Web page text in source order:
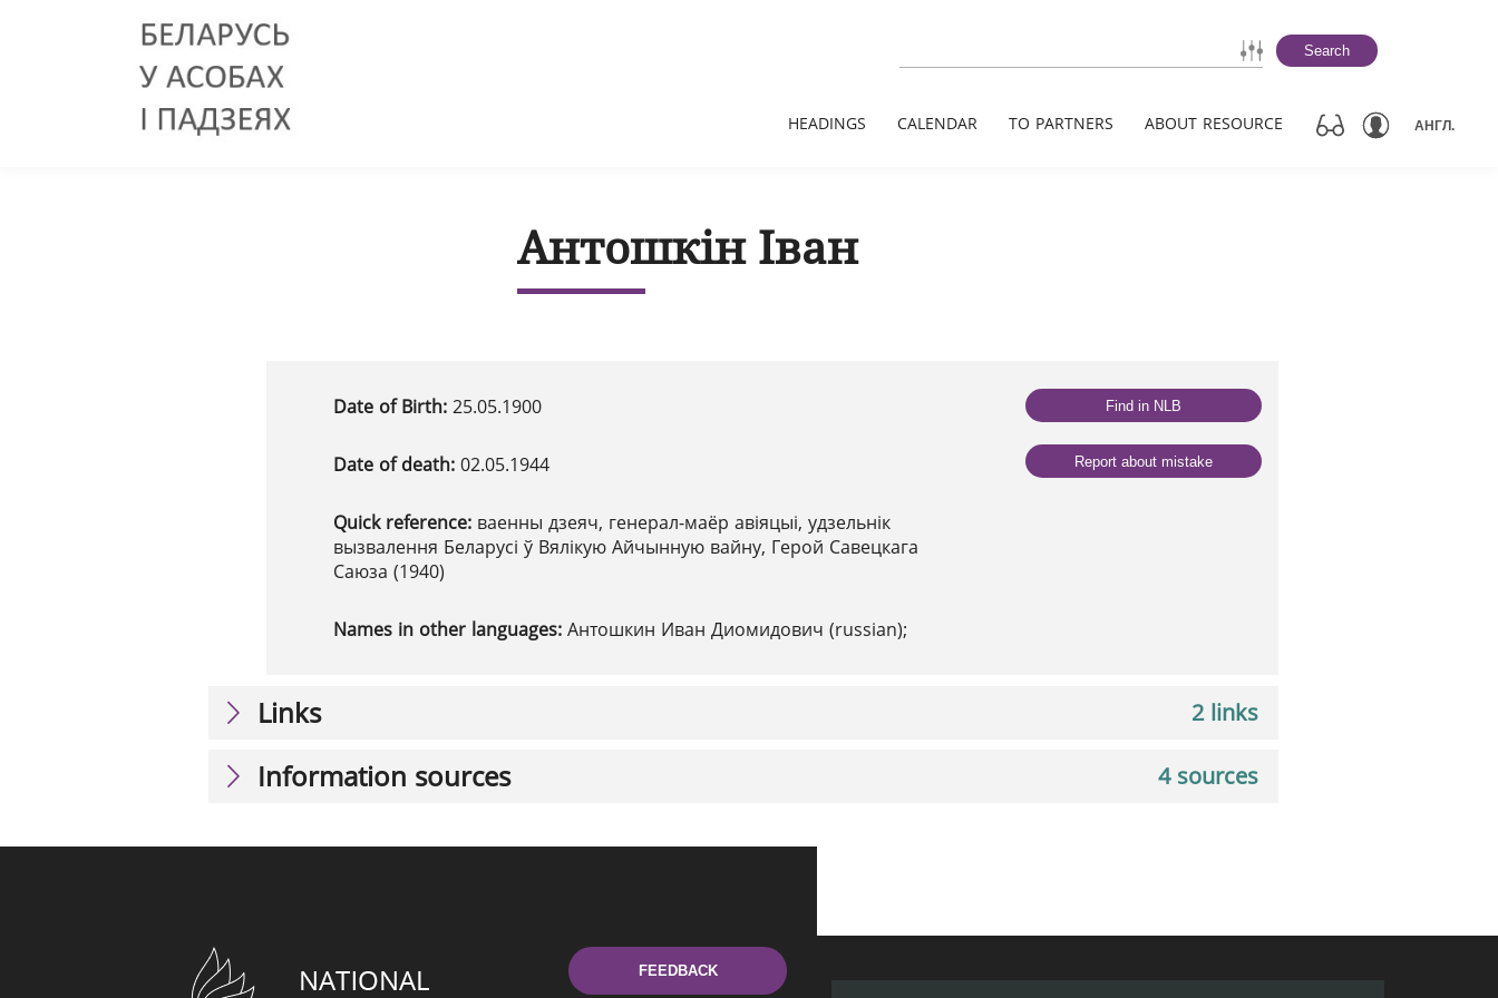
Search
HEADINGS CALENDAR TO PARTNERS ABOUT RESOURCE АНГЛ.
Антошкін Іван
Date of Birth: 25.05.1900
Date of death: 02.05.1944
Quick reference: ваенны дзеяч, генерал-маёр авіяцыі, удзельнік
вызвалення Беларусі ў Вялікую Айчынную вайну, Герой Савецкага
Саюза (1940)
Names in other languages: Антошкин Иван Диомидович (russian);
Find in NLB
Report about mistake
2 links
Links
4 sources
Information sources
FEEDBACK